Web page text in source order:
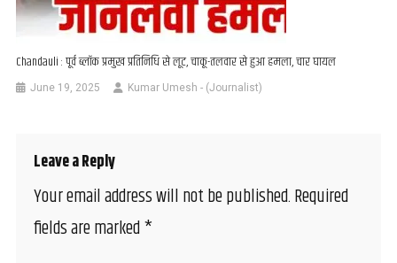
Chandauli : पूर्व ब्लॉक प्रमुख प्रतिनिधि से लूट, चाकू-तलवार से हुआ हमला, चार घायल
June 19, 2025 Kumar Umesh - (Journalist)
Leave a Reply
Your email address will not be published.Required
fields are marked*